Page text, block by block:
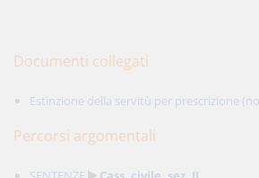
Documenti collegati
Estinzione della servitù per prescrizione
Percorsi argomentali